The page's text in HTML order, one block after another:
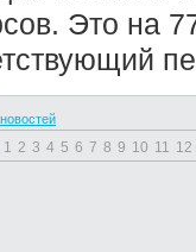
Это на
1 2 3 4 5 6 7 8 9 10 11 12